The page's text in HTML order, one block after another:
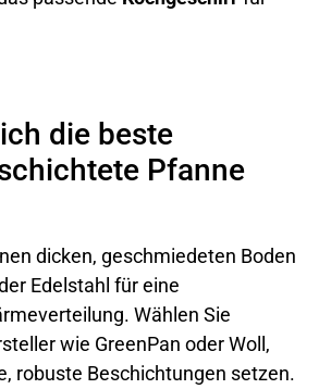
die beste
Pfanne
dicken, geschmiedeten Boden
Edelstahl für eine
Wählen Sie
wie GreenPan oder Woll,
robuste Beschichtungen setzen.